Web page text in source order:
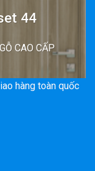
44
CAO CẤP
hàng toàn quốc